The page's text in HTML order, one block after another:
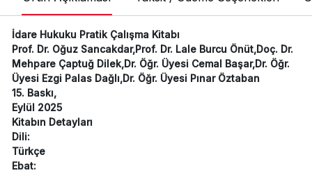
İdare Hukuku Pratik Çalışma Kitabı
Prof. Dr. Oğuz Sancakdar,Prof. Dr. Lale Burcu Önüt,Doç. Dr.
Mehpare Çaptuğ Dilek,Dr. Öğr. Üyesi Cemal Başar,Dr. Öğr.
Üyesi Ezgi Palas Dağlı,Dr. Öğr. Üyesi Pınar Öztaban
15. Baskı,
Eylül 2025
Kitabın Detayları
Dili:
Türkçe
Ebat: